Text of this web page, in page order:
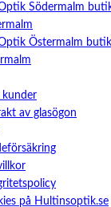
kunder
av glasögon
på Hultinsoptik.se